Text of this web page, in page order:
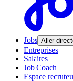
Jobs Aller
Entreprises
Salaires
Job Coach
Espace